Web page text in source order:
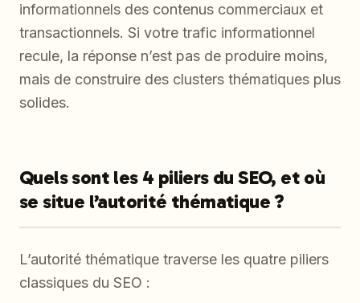
informationnels des contenus commerciaux et
transactionnels. Si votre trafic informationnel
recule, la réponse n’est pas de produire moins,
mais de construire des clusters thématiques plus
solides.
Quels sont les 4 piliers du SEO, et où
se situe l’autorité thématique ?
L’autorité thématique traverse les quatre piliers
classiques du SEO :